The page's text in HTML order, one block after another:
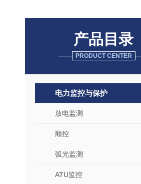
产品目录
PRODUCT CENTER
电力监控与保护
放电监测
顺控
弧光监测
ATU监控